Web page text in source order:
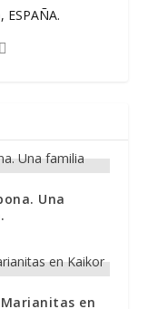
ESPAÑA.
Una
en